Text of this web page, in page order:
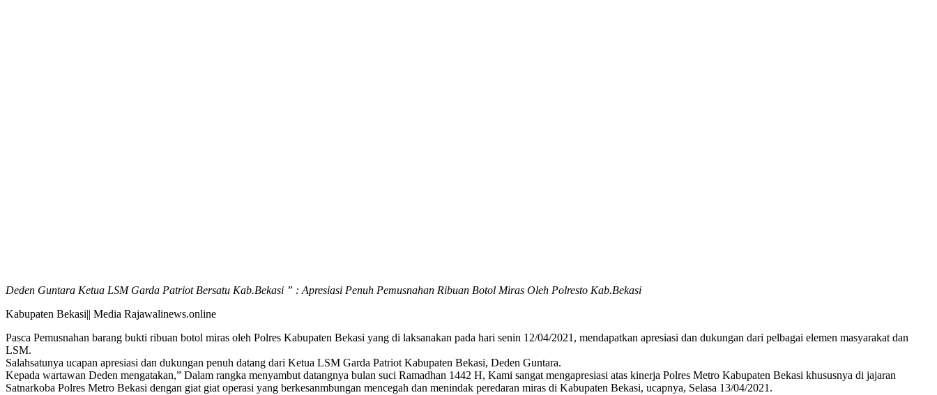
Deden Guntara Ketua LSM Garda Patriot Bersatu Kab.Bekasi ” : Apresiasi Penuh Pemusnahan Ribuan Botol Miras Oleh Polresto Kab.Bekasi
Kabupaten Bekasi|| Media Rajawalinews.online
Pasca Pemusnahan barang bukti ribuan botol miras oleh Polres Kabupaten Bekasi yang di laksanakan pada hari senin 12/04/2021, mendapatkan apresiasi dan dukungan dari pelbagai elemen masyarakat dan
LSM.
Salahsatunya ucapan apresiasi dan dukungan penuh datang dari Ketua LSM Garda Patriot Kabupaten Bekasi, Deden Guntara.
Kepada wartawan Deden mengatakan,” Dalam rangka menyambut datangnya bulan suci Ramadhan 1442 H, Kami sangat mengapresiasi atas kinerja Polres Metro Kabupaten Bekasi khususnya di jajaran
Satnarkoba Polres Metro Bekasi dengan giat giat operasi yang berkesanmbungan mencegah dan menindak peredaran miras di Kabupaten Bekasi, ucapnya, Selasa 13/04/2021.